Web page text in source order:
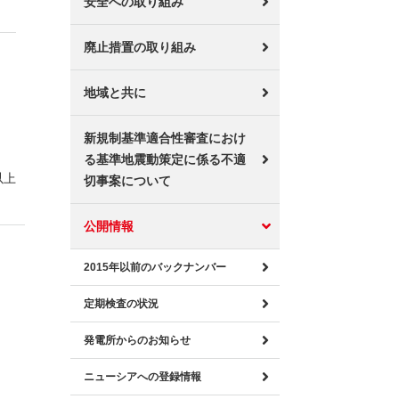
上
廃止措置の取り組み
地域と共に
新規制基準適合性審査におけ
る基準地震動策定に係る不適
切事案について
公開情報
2015年以前のバックナンバー
定期検査の状況
発電所からのお知らせ
ニューシアへの登録情報